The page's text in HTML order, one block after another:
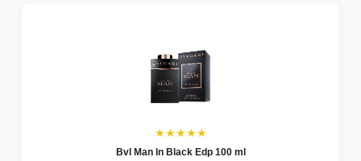
★★★★★
Bvl Man In Black Edp 100 ml